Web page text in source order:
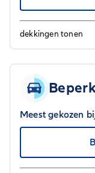
dekkingen tonen
Meest gekozen